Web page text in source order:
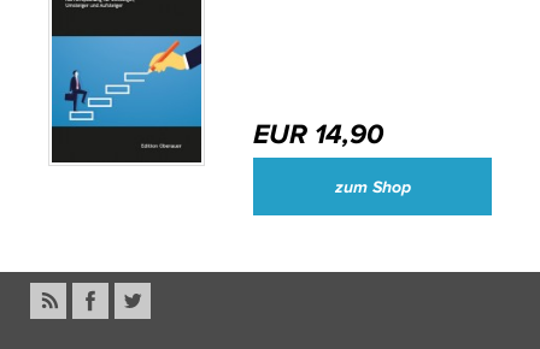
EUR 14,90
zum Shop